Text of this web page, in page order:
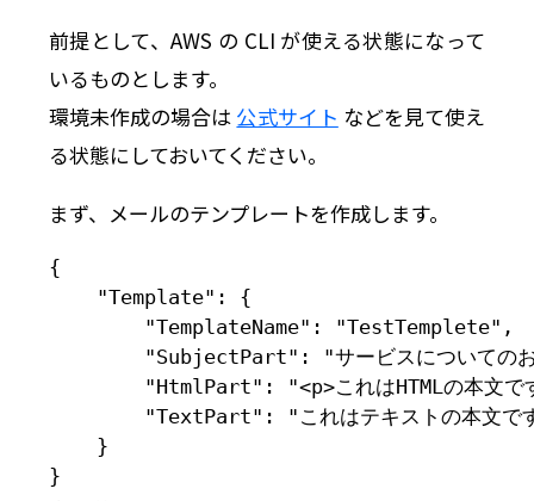
前提として、AWS の CLI が使える状態になって
いるものとします。
環境未作成の場合は 公式サイト などを見て使え
る状態にしておいてください。
まず、メールのテンプレートを作成します。
{
    "Template": {
        "TemplateName": "TestTemplete",
"SubjectPart": "サービスについての
"HtmlPart": "<p>これはHTMLの本文で
"TextPart": "これはテキストの本文で
    }
}